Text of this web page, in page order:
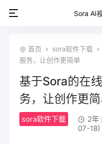
首页 sora软件下载
服务，让创作更简单
基于Sora的在
务，让创作更
sora软件下载
2年
07-18)